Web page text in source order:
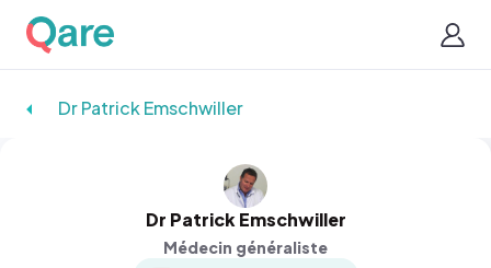
Dr Patrick Emschwiller
Dr Patrick Emschwiller
Médecin généraliste